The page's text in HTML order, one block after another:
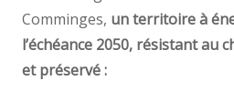
Comminges, un territoire à
l’échéance 2050, résistant au
et préservé :